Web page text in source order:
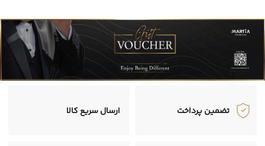
تضمین پرداخت ارسال سریع کالا